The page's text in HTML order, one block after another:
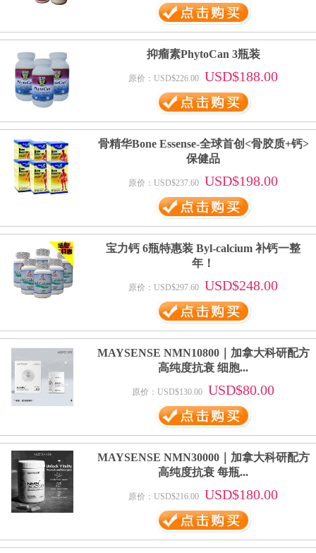
抑瘤素PhytoCan 3瓶装
原价：USD$226.00 USD$188.00
骨精华Bone Essense-全球首创<骨胶质+钙>
保健品
原价：USD$237.60 USD$198.00
宝力钙 6瓶特惠装 Byl-calcium 补钙一整
年！
原价：USD$297.60 USD$248.00
MAYSENSE NMN10800｜加拿大科研配方
高纯度抗衰 细胞...
原价：USD$130.00 USD$80.00
MAYSENSE NMN30000｜加拿大科研配方
高纯度抗衰 每瓶...
原价：USD$216.00 USD$180.00